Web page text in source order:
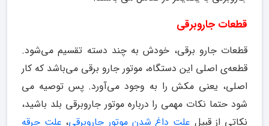
قطعات جاروبرقی
قطعات جارو برقی، خودش به چند دسته تقسیم می‌شود.
قطعه‌ی اصلی این دستگاه، موتور جارو برقی می‌باشد که کار
اصلی، یعنی مکش را به وجود می‌آورد. پس توصیه می
شود حتما نکات مهمی را درباره موتور جاروبرقی بلد باشید،
نکاتی از قبیل علت داغ شدن موتور جاروبرقی، علت جرقه